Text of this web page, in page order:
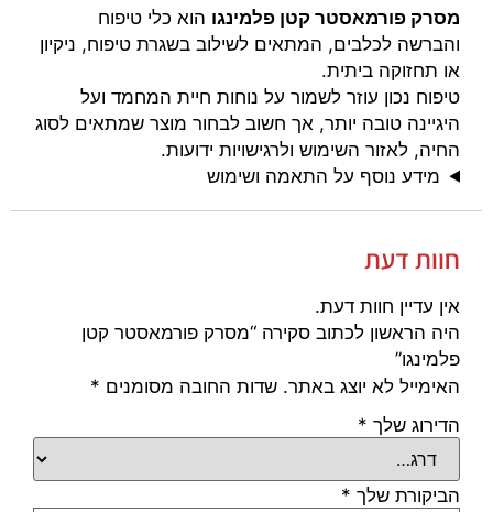
מסרק פורמאסטר קטן פלמינגו הוא כלי טיפוח
והברשה לכלבים, המתאים לשילוב בשגרת טיפוח, ניקיון
או תחזוקה ביתית.
טיפוח נכון עוזר לשמור על נוחות חיית המחמד ועל
היגיינה טובה יותר, אך חשוב לבחור מוצר שמתאים לסוג
החיה, לאזור השימוש ולרגישויות ידועות.
מידע נוסף על התאמה ושימוש
חוות דעת
אין עדיין חוות דעת.
היה הראשון לכתוב סקירה “מסרק פורמאסטר קטן
פלמינגו”
האימייל לא יוצג באתר. שדות החובה מסומנים *
הדירוג שלך *
הביקורת שלך *